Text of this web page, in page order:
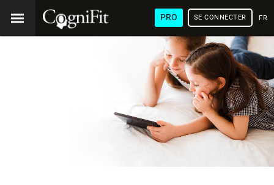
PRO SE CONNECTER